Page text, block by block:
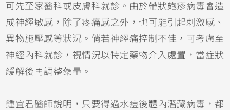
可先至家醫科或皮膚科就診。由於帶狀皰疹病毒會造
成神經敏感，除了疼痛感之外，也可能引起刺激感、
異物施壓感等狀況。倘若神經痛控制不佳，可考慮至
神經內科就診，視情況以特定藥物介入處置，當症狀
緩解後再調整藥量。
鍾宜君醫師說明，只要得過水痘後體內潛藏病毒，都